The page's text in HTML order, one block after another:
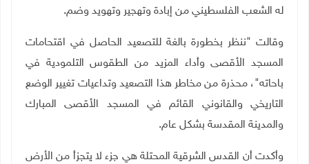
له الشعب الفلسطيني من إبادة وتهجير وتهويد وضم.
وقالت "ننظر بخطورة بالغة للتصعيد الحاصل في اقتحامات
المسجد الأقصى وأداء المزيد من الطقوس التلمودية في
باحاته"، محذرة من مخاطر هذا التصعيد وتداعيات تغيير الوضع
التاريخي والقانوني القائم في المسجد الأقصى المبارك
والمدينة المقدسة بشكل عام.
وأكدت أن القدس الشرقية المحتلة هي جزء لا يتجزأ من الأرض